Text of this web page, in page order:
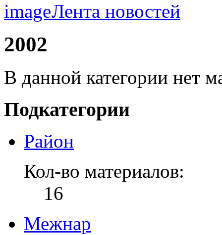
Лента новостей
2002
В данной категории нет
Подкатегории
Район
Кол-во материалов:
16
Межнар